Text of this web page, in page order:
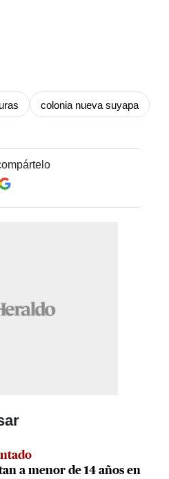
colonia nueva suyapa
a menor de 14 años en